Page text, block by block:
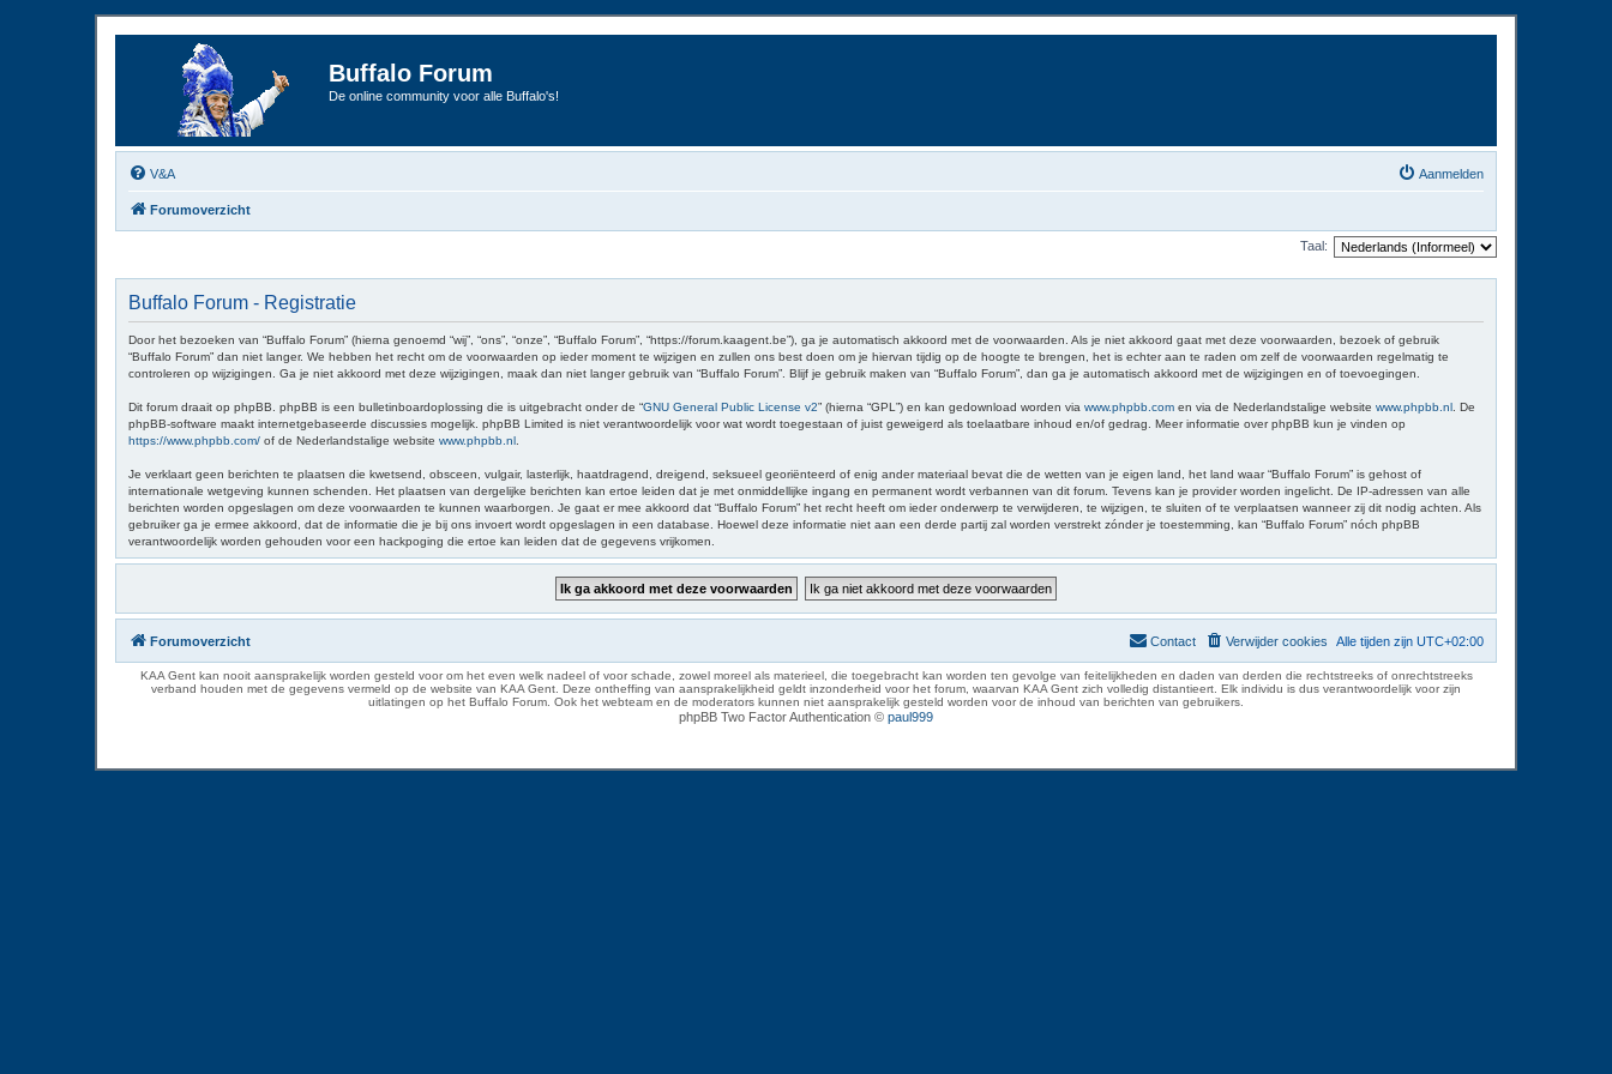
Buffalo Forum
De online community voor alle Buffalo's!
V&A Aanmelden
Forumoverzicht
Taal:
Buffalo Forum - Registratie
Door het bezoeken van “Buffalo Forum” (hierna genoemd “wij”, “ons”, “onze”, “Buffalo Forum”, “https://forum.kaagent.be”), ga je automatisch akkoord met de voorwaarden. Als je niet akkoord gaat met deze voorwaarden, bezoek of gebruik
“Buffalo Forum” dan niet langer. We hebben het recht om de voorwaarden op ieder moment te wijzigen en zullen ons best doen om je hiervan tijdig op de hoogte te brengen, het is echter aan te raden om zelf de voorwaarden regelmatig te
controleren op wijzigingen. Ga je niet akkoord met deze wijzigingen, maak dan niet langer gebruik van “Buffalo Forum”. Blijf je gebruik maken van “Buffalo Forum”, dan ga je automatisch akkoord met de wijzigingen en of toevoegingen.
Dit forum draait op phpBB. phpBB is een bulletinboardoplossing die is uitgebracht onder de “GNU General Public License v2” (hierna “GPL”) en kan gedownload worden via www.phpbb.com en via de Nederlandstalige website www.phpbb.nl . De
phpBB-software maakt internetgebaseerde discussies mogelijk. phpBB Limited is niet verantwoordelijk voor wat wordt toegestaan of juist geweigerd als toelaatbare inhoud en/of gedrag. Meer informatie over phpBB kun je vinden op
https://www.phpbb.com/ of de Nederlandstalige website www.phpbb.nl
Je verklaart geen berichten te plaatsen die kwetsend, obsceen, vulgair, lasterlijk, haatdragend, dreigend, seksueel georiënteerd of enig ander materiaal bevat die de wetten van je eigen land, het land waar “Buffalo Forum” is gehost of
internationale wetgeving kunnen schenden. Het plaatsen van dergelijke berichten kan ertoe leiden dat je met onmiddellijke ingang en permanent wordt verbannen van dit forum. Tevens kan je provider worden ingelicht. De IP-adressen van alle
berichten worden opgeslagen om deze voorwaarden te kunnen waarborgen. Je gaat er mee akkoord dat “Buffalo Forum” het recht heeft om ieder onderwerp te verwijderen, te wijzigen, te sluiten of te verplaatsen wanneer zij dit nodig achten. Als
gebruiker ga je ermee akkoord, dat de informatie die je bij ons invoert wordt opgeslagen in een database. Hoewel deze informatie niet aan een derde partij zal worden verstrekt zónder je toestemming, kan “Buffalo Forum” nóch phpBB
verantwoordelijk worden gehouden voor een hackpoging die ertoe kan leiden dat de gegevens vrijkomen.
Forumoverzicht Alle tijden zijn UTC+02:00
Verwijder cookies
Contact
KAA Gent kan nooit aansprakelijk worden gesteld voor om het even welk nadeel of voor schade, zowel moreel als materieel, die toegebracht kan worden ten gevolge van feitelijkheden en daden van derden die rechtstreeks of onrechtstreeks
verband houden met de gegevens vermeld op de website van KAA Gent. Deze ontheffing van aansprakelijkheid geldt inzonderheid voor het forum, waarvan KAA Gent zich volledig distantieert. Elk individu is dus verantwoordelijk voor zijn
uitlatingen op het Buffalo Forum. Ook het webteam en de moderators kunnen niet aansprakelijk gesteld worden voor de inhoud van berichten van gebruikers.
phpBB Two Factor Authentication © paul999